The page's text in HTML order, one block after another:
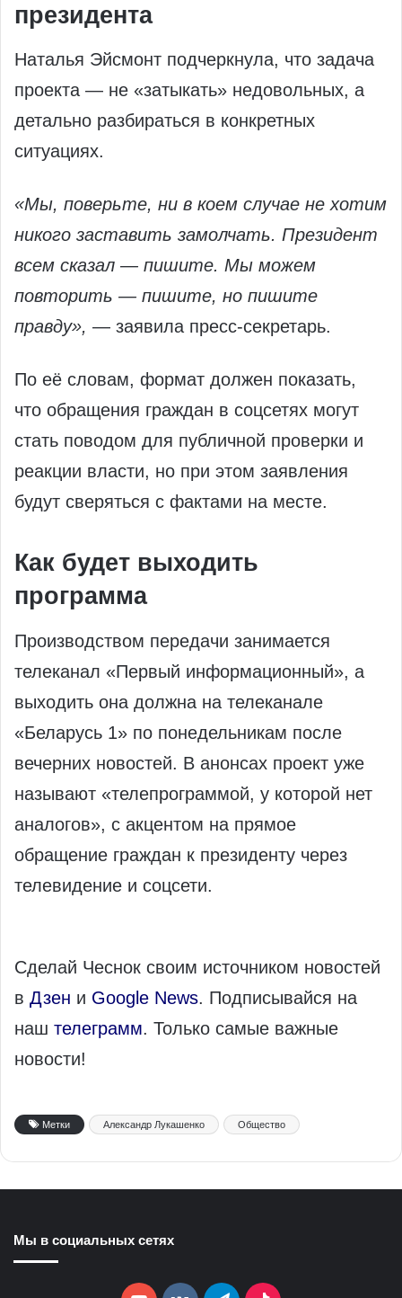
президента
Наталья Эйсмонт подчеркнула, что задача
проекта — не «затыкать» недовольных, а
детально разбираться в конкретных
ситуациях.
«Мы, поверьте, ни в коем случае не хотим
никого заставить замолчать. Президент
всем сказал — пишите. Мы можем
повторить — пишите, но пишите
правду», — заявила пресс‑секретарь.
По её словам, формат должен показать,
что обращения граждан в соцсетях могут
стать поводом для публичной проверки и
реакции власти, но при этом заявления
будут сверяться с фактами на месте.
Как будет выходить
программа
Производством передачи занимается
телеканал «Первый информационный», а
выходить она должна на телеканале
«Беларусь 1» по понедельникам после
вечерних новостей. В анонсах проект уже
называют «телепрограммой, у которой нет
аналогов», с акцентом на прямое
обращение граждан к президенту через
телевидение и соцсети.
Сделай Чеснок своим источником новостей
в Дзен и Google News. Подписывайся на
наш телеграмм. Только самые важные
новости!
Метки Александр Лукашенко Общество
Мы в социальных сетях